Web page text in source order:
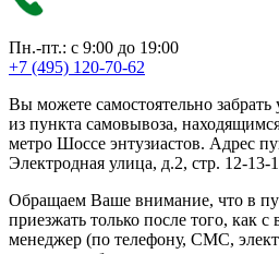
Пн.-пт.: с 9:00 до 19:00
+7 (495) 120-70-62
Вы можете самостоятельно
из пункта самовывоза,
метро Шоссе энтузиастов. Адрес
Электродная улица, д.2, стр. 12-13-
Обращаем Ваше внимание, что в
приезжать только после того, как
менеджер (по телефону, СМС,